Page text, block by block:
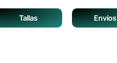
Tallas Envíos